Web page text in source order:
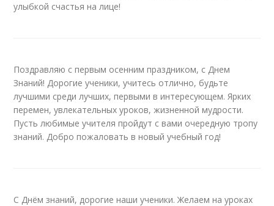
улыбкой счастья на лице!
Поздравляю с первым осенним праздником, с Днем
Знаний! Дорогие ученики, учитесь отлично, будьте
лучшими среди лучших, первыми в интересующем. Ярких
перемен, увлекательных уроков, жизненной мудрости.
Пусть любимые учителя пройдут с вами очередную тропу
знаний. Добро пожаловать в новый учебный год!
С Днём знаний, дорогие наши ученики. Желаем на уроках